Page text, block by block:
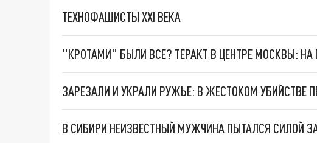
ТЕХНОФАШИСТЫ XXI ВЕКА
"КРОТАМИ" БЫЛИ ВСЕ? ТЕРАКТ В ЦЕНТРЕ МОСКВЫ: